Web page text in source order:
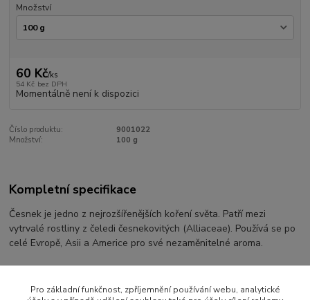
Množství
60 Kč/ks
54 Kč bez DPH
Momentálně není k dispozici
Číslo produktu:
9001022
Množství:
100 g
Kompletní specifikace
Česnek je jedno z nejrozšířenějších koření světa. Patří mezi
vytrvalé rostliny z čeledi česnekovitých (Alliaceae). Používá se po
celé Evropě, Asii a Americe pro své nezaměnitelné aroma.
Zboží zařazeno v kategoriích
Pro základní funkčnost, zpříjemnění používání webu, analytické